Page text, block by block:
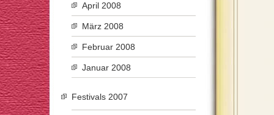
April 2008
März 2008
Februar 2008
Januar 2008
Festivals 2007